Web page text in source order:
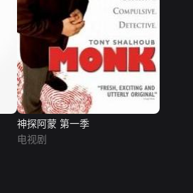
神探阿蒙 第一季
电视剧